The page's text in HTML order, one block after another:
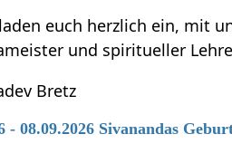
euch herzlich ein, mit
und spiritueller
Bretz
- 08.09.2026 Sivanandas